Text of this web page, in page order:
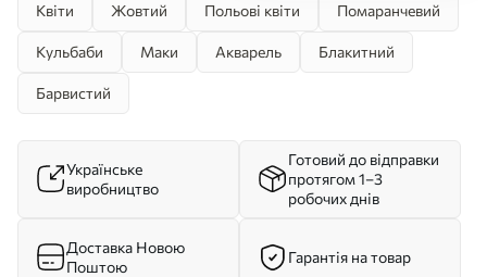
Квіти Жовтий Польові квіти Помаранчевий
Кульбаби Маки Акварель Блакитний
Барвистий
Українське
виробництво
Готовий до відправки
протягом 1–3
робочих днів
Доставка Новою
Поштою
Гарантія на товар